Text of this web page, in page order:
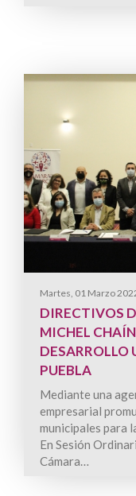
Martes, 01 Marzo
DIRECTIVOS
MICHEL
DESARROLLO
PUEBLA
Mediante una
empresarial
municipales para
En Sesión
Cámara…